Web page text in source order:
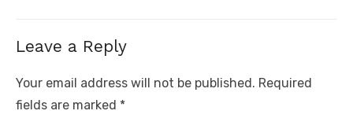
Leave a Reply
Your email address will not be published. Required
fields are marked *